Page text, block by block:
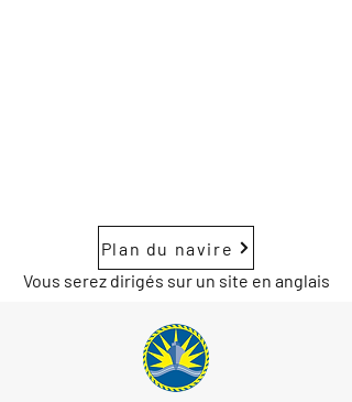
Plan du navire
Vous serez dirigés sur un site en anglais